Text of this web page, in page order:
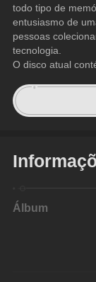
todo tipo de
entusiasmo de
pessoas
tecnologia.
O disco atual
Álbum